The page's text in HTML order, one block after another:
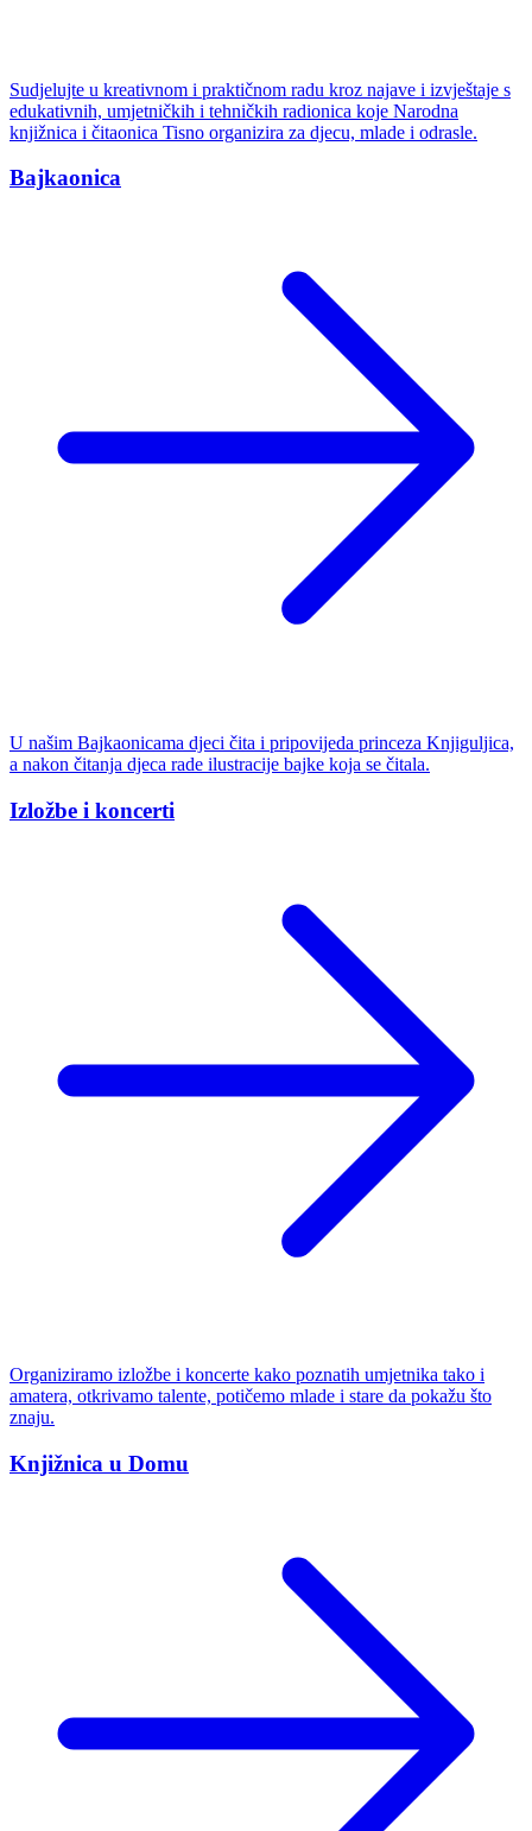
Sudjelujte u kreativnom i praktičnom radu kroz najave i izvještaje s
edukativnih, umjetničkih i tehničkih radionica koje Narodna
knjižnica i čitaonica Tisno organizira za djecu, mlade i odrasle.
Bajkaonica
U našim Bajkaonicama djeci čita i pripovijeda princeza Knjiguljica,
a nakon čitanja djeca rade ilustracije bajke koja se čitala.
Izložbe i koncerti
Organiziramo izložbe i koncerte kako poznatih umjetnika tako i
amatera, otkrivamo talente, potičemo mlade i stare da pokažu što
znaju.
Knjižnica u Domu